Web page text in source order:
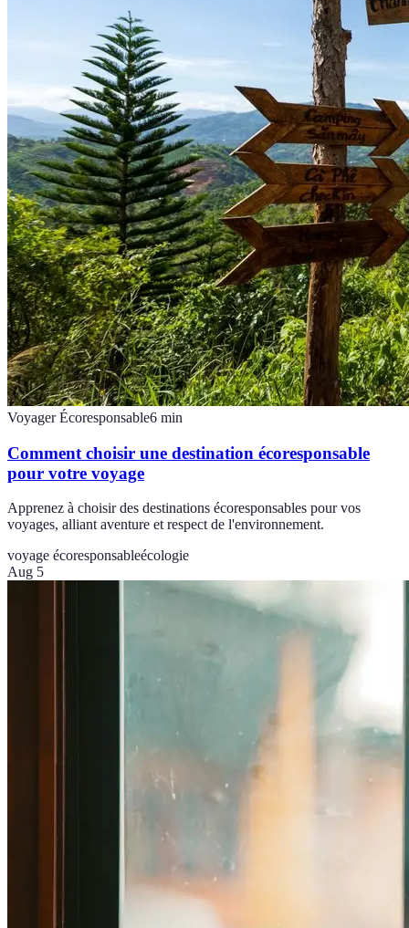
Voyager Écoresponsable6 min
Comment choisir une destination écoresponsable
pour votre voyage
Apprenez à choisir des destinations écoresponsables pour vos
voyages, alliant aventure et respect de l'environnement.
voyage écoresponsableécologie
Aug 5